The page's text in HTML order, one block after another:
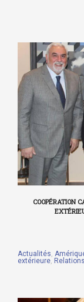
COOPÉRATION
Actualités,
extérieure,